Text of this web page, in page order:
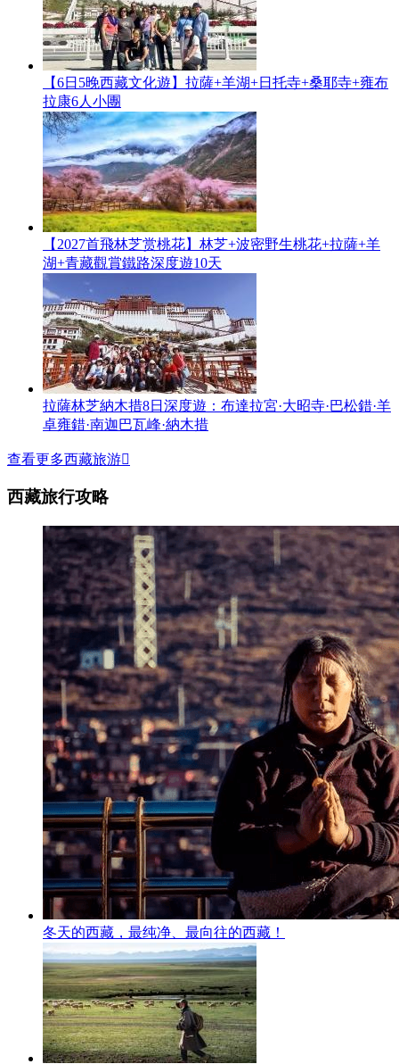
【6日5晚西藏文化遊】拉薩+羊湖+日托寺+桑耶寺+雍布
拉康6人小團
【2027首飛林芝赏桃花】林芝+波密野生桃花+拉薩+羊
湖+青藏觀賞鐵路深度遊10天
拉薩林芝納木措8日深度遊：布達拉宮·大昭寺·巴松錯·羊
卓雍錯·南迦巴瓦峰·納木措
查看更多西藏旅游
西藏旅行攻略
冬天的西藏，最纯净、最向往的西藏！